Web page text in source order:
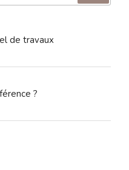
de travaux
?